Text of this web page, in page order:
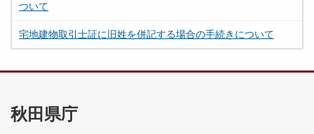
ついて
宅地建物取引士証に旧姓を併記する場合の手続きについて
秋田県庁